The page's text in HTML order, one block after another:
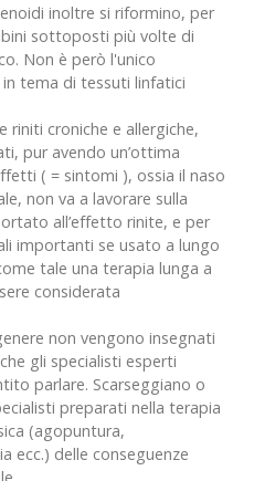
inoltre si riformino, per
sottoposti più volte di
Non è però l'unico
tema di tessuti linfatici
riniti croniche e allergiche,
pur avendo un’ottima
( = sintomi ), ossia il naso
non va a lavorare sulla
all’effetto rinite, e per
importanti se usato a lungo
tale una terapia lunga a
considerata
non vengono insegnati
gli specialisti esperti
parlare. Scarseggiano o
preparati nella terapia
(agopuntura,
ecc.) delle conseguenze